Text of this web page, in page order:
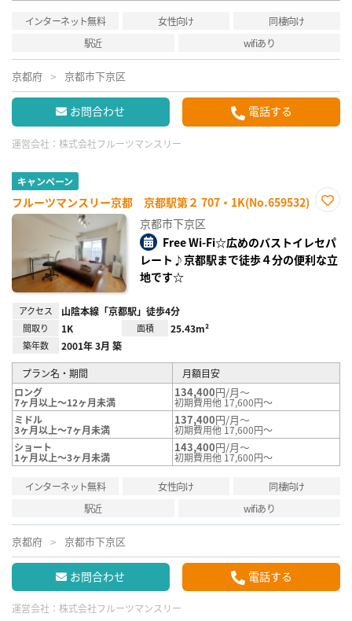
インターネット無料 女性向け
同棲向け
駅近
wifiあり
京都府 京都市下京区
お問合わせ 電話する
運営会社： 株式会社フルーツマンスリー
キャンペーン
フルーツマンスリー京都 京都駅第２ 707・1K(No.659532)
り登
録
京都市下京区
Free Wi-Fi☆広めのバストイレセパ
レート♪京都駅まで徒歩４分の便利な立
地です☆
アクセス 山陰本線「京都駅」徒歩4分
間取り 1K 面積 25.43m²
築年数 2001年 3月 築
プラン名・期間
月額目安
ロング
7ヶ月以上～12ヶ月未満
134,400円/月～
初期費用他 17,600円～
ミドル
3ヶ月以上～7ヶ月未満
137,400円/月～
初期費用他 17,600円～
ショート
1ヶ月以上～3ヶ月未満
143,400円/月～
初期費用他 17,600円～
インターネット無料 女性向け
同棲向け
駅近
wifiあり
京都府 京都市下京区
お問合わせ 電話する
運営会社： 株式会社フルーツマンスリー